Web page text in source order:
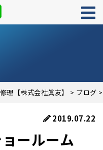
理【株式会社眞友】 > ブログ
2019.07.22
ールーム